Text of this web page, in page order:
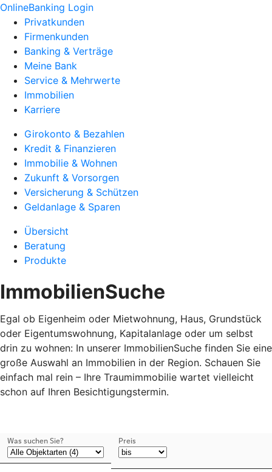
OnlineBanking Login
Privatkunden
Firmenkunden
Banking & Verträge
Meine Bank
Service & Mehrwerte
Immobilien
Karriere
Girokonto & Bezahlen
Kredit & Finanzieren
Immobilie & Wohnen
Zukunft & Vorsorgen
Versicherung & Schützen
Geldanlage & Sparen
Übersicht
Beratung
Produkte
ImmobilienSuche
Egal ob Eigenheim oder Mietwohnung, Haus, Grundstück
oder Eigentumswohnung, Kapitalanlage oder um selbst
drin zu wohnen: In unserer ImmobilienSuche finden Sie eine
große Auswahl an Immobilien in der Region. Schauen Sie
einfach mal rein – Ihre Traumimmobilie wartet vielleicht
schon auf Ihren Besichtigungstermin.